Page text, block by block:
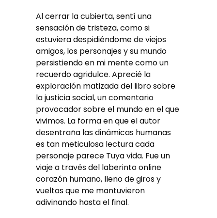
Al cerrar la cubierta, sentí una
sensación de tristeza, como si
estuviera despidiéndome de viejos
amigos, los personajes y su mundo
persistiendo en mi mente como un
recuerdo agridulce. Aprecié la
exploración matizada del libro sobre
la justicia social, un comentario
provocador sobre el mundo en el que
vivimos. La forma en que el autor
desentraña las dinámicas humanas
es tan meticulosa lectura cada
personaje parece Tuya vida. Fue un
viaje a través del laberinto online
corazón humano, lleno de giros y
vueltas que me mantuvieron
adivinando hasta el final.